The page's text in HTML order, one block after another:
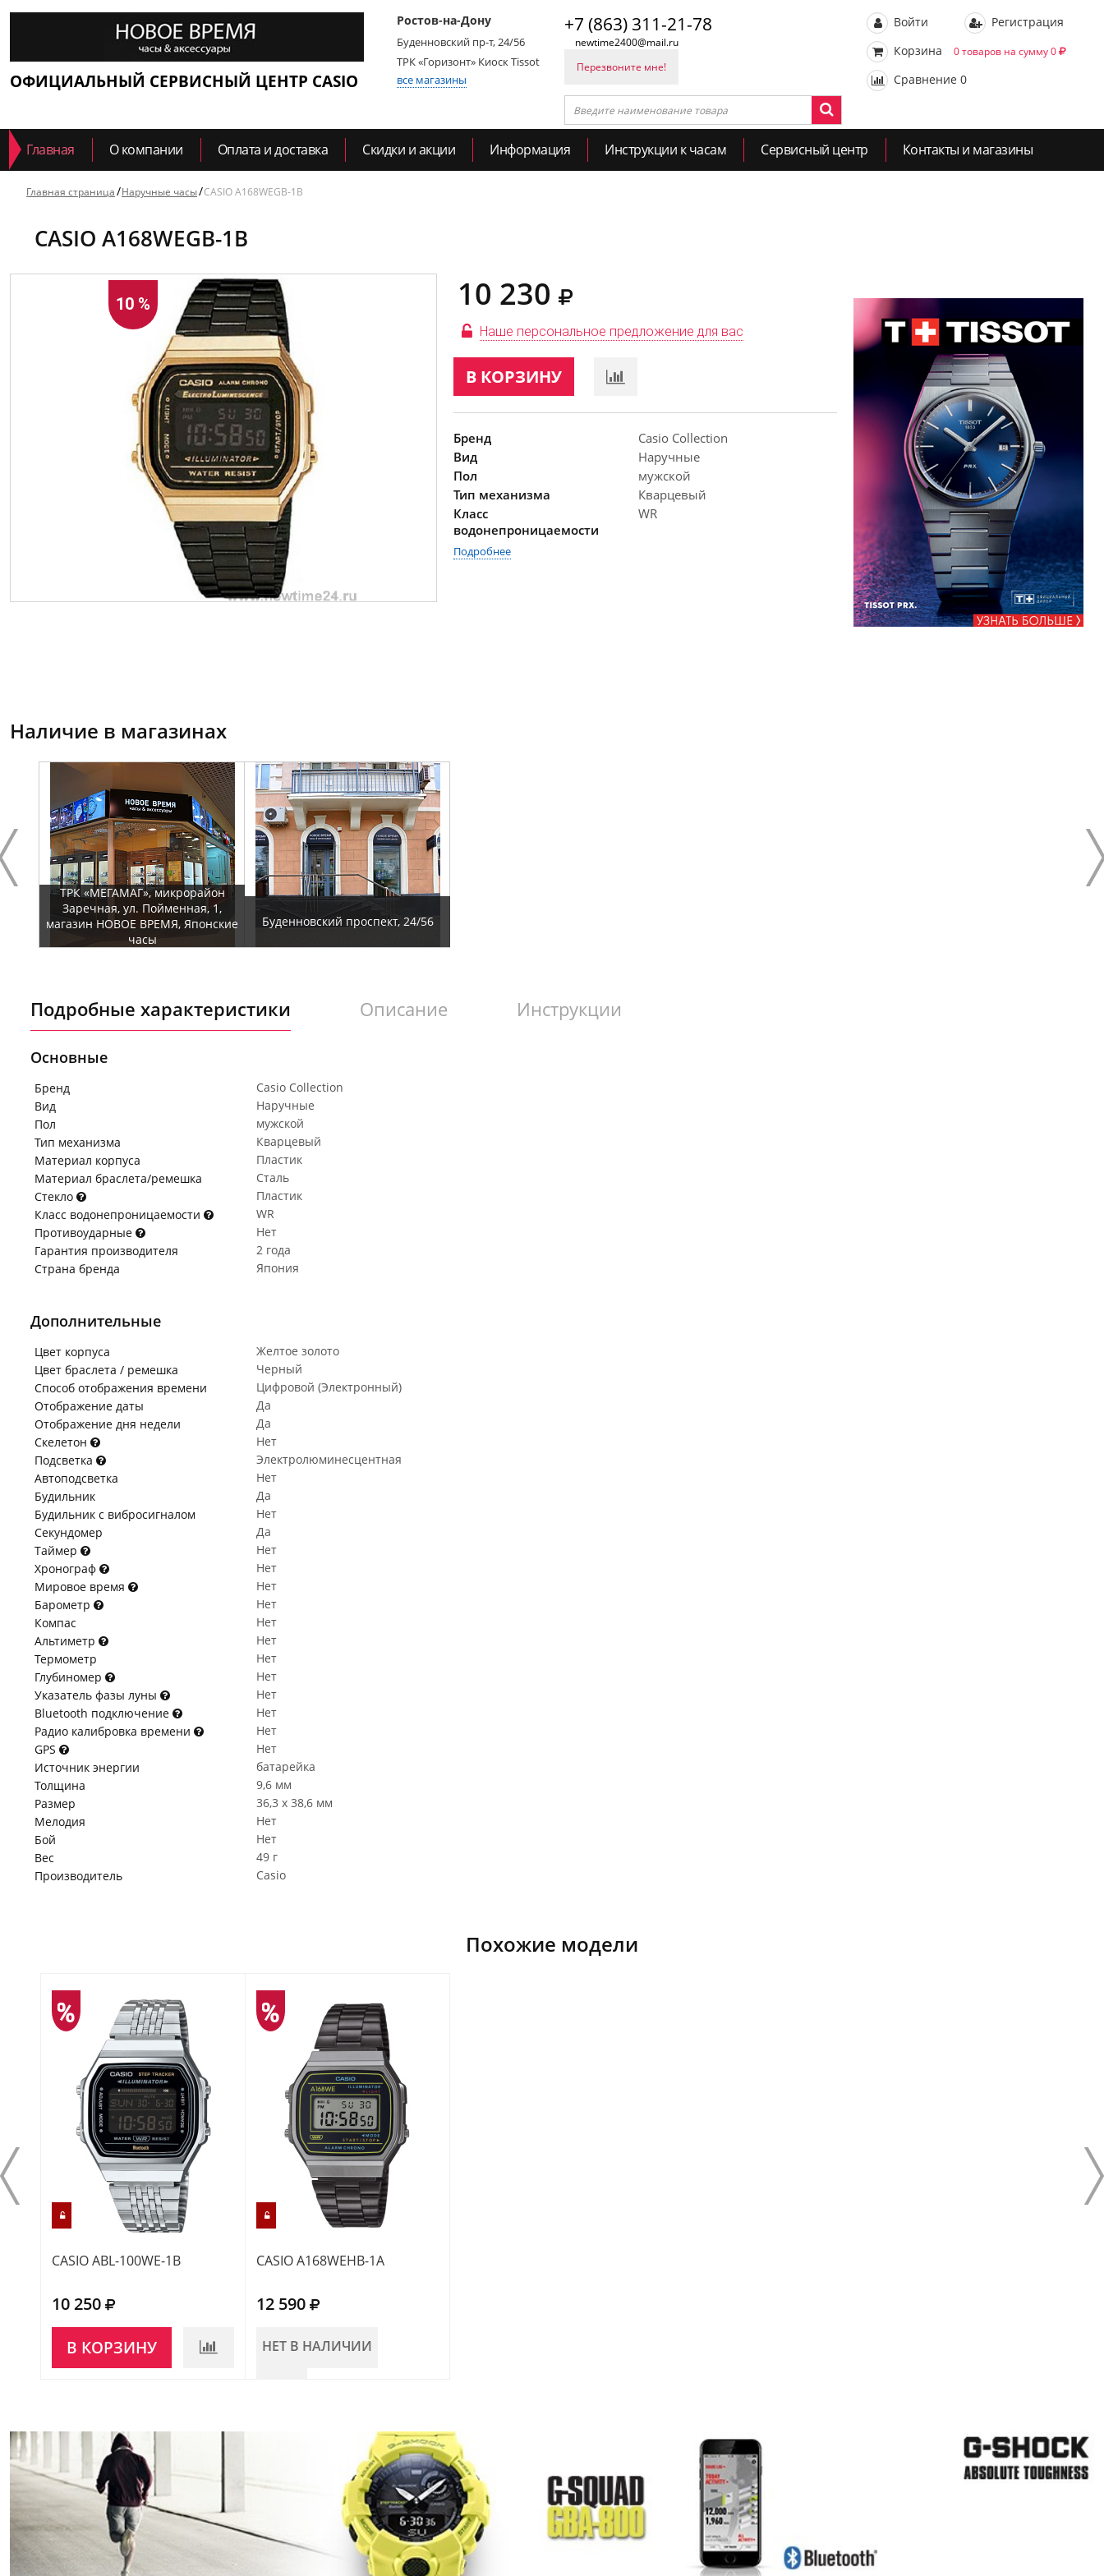
ОФИЦИАЛЬНЫЙ СЕРВИСНЫЙ ЦЕНТР CASIO
Ростов-на-Дону
Буденновский пр-т, 24/56
ТРК «Горизонт» Киоск Tissot
все магазины
+7 (863) 311-21-78
newtime2400@mail.ru
Перезвоните мне!
Войти
Регистрация
Корзина
0 товаров на сумму 0
Сравнение 0
Главная О компании Оплата и доставка Скидки и акции Информация Инструкции к часам Сервисный центр Контакты и магазины
Главная страница Наручные часы CASIO A168WEGB-1B
CASIO A168WEGB-1B
10 % 10 230
Наше персональное предложение для вас
В КОРЗИНУ
Бренд
Casio Collection
Вид
Наручные
Пол
мужской
Тип механизма
Кварцевый
Класс
водонепроницаемости
WR
Подробнее
Наличие в магазинах
ТРК «МЕГАМАГ», микрорайон
Заречная, ул. Пойменная, 1,
магазин НОВОЕ ВРЕМЯ, Японские
часы
Буденновский проспект, 24/56
Подробные характеристики Описание Инструкции
Основные
Бренд
Casio Collection
Вид
Наручные
Пол
мужской
Тип механизма
Кварцевый
Материал корпуса
Пластик
Материал браслета/ремешка
Сталь
Стекло
Пластик
Класс водонепроницаемости
WR
Противоударные
Нет
Гарантия производителя
2 года
Страна бренда
Япония
Дополнительные
Цвет корпуса
Желтое золото
Цвет браслета / ремешка
Черный
Способ отображения времени
Цифровой (Электронный)
Отображение даты
Да
Отображение дня недели
Да
Скелетон
Нет
Подсветка
Электролюминесцентная
Автоподсветка
Нет
Будильник
Да
Будильник с вибросигналом
Нет
Секундомер
Да
Таймер
Нет
Хронограф
Нет
Мировое время
Нет
Барометр
Нет
Компас
Нет
Альтиметр
Нет
Термометр
Нет
Глубиномер
Нет
Указатель фазы луны
Нет
Bluetooth подключение
Нет
Радио калибровка времени
Нет
GPS
Нет
Источник энергии
батарейка
Толщина
9,6 мм
Размер
36,3 x 38,6 мм
Мелодия
Нет
Бой
Нет
Вес
49 г
Производитель
Casio
Похожие модели
CASIO ABL-100WE-1B
10 250
В КОРЗИНУ
CASIO A168WEHB-1A
12 590
НЕТ В НАЛИЧИИ